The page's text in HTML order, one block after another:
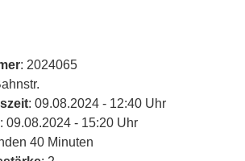
: 2024065
: 09.08.2024 - 12:40 Uhr
: 09.08.2024 - 15:20 Uhr
40 Minuten